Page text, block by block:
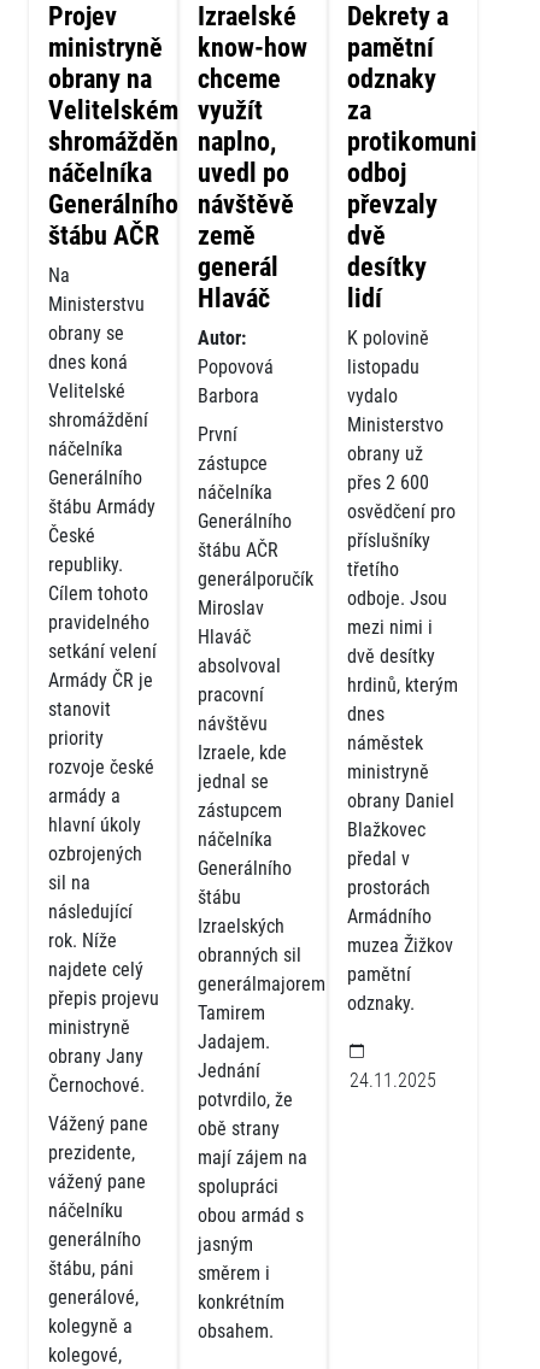
Projev
ministryně
obrany na
Velitelském
shromáždění
náčelníka
Generálního
štábu AČR
Na
Ministerstvu
obrany se
dnes koná
Velitelské
shromáždění
náčelníka
Generálního
štábu Armády
České
republiky.
Cílem tohoto
pravidelného
setkání velení
Armády ČR je
stanovit
priority
rozvoje české
armády a
hlavní úkoly
ozbrojených
sil na
následující
rok. Níže
najdete celý
přepis projevu
ministryně
obrany Jany
Černochové.
Vážený pane
prezidente,
vážený pane
náčelníku
generálního
štábu, páni
generálové,
kolegyně a
kolegové,
Izraelské
know-how
chceme
využít
naplno,
uvedl po
návštěvě
země
generál
Hlaváč
Autor:
Popovová
Barbora
První
zástupce
náčelníka
Generálního
štábu AČR
generálporučík
Miroslav
Hlaváč
absolvoval
pracovní
návštěvu
Izraele, kde
jednal se
zástupcem
náčelníka
Generálního
štábu
Izraelských
obranných sil
generálmajorem
Tamirem
Jadajem.
Jednání
potvrdilo, že
obě strany
mají zájem na
spolupráci
obou armád s
jasným
směrem i
konkrétním
obsahem.
Dekrety a
pamětní
odznaky
za
odboj
převzaly
dvě
desítky
lidí
K polovině
listopadu
vydalo
Ministerstvo
obrany už
přes 2 600
osvědčení pro
příslušníky
třetího
odboje. Jsou
mezi nimi i
dvě desítky
hrdinů, kterým
dnes
náměstek
ministryně
obrany Daniel
Blažkovec
předal v
prostorách
Armádního
muzea Žižkov
pamětní
odznaky.
24.11.2025